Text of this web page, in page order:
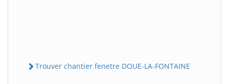
Trouver chantier fenetre DOUE-LA-FONTAINE